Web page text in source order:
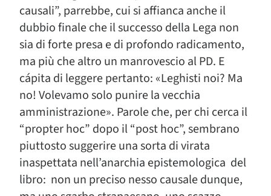
causali”, parrebbe, cui si affianca anche il
dubbio finale che il successo della Lega non
sia di forte presa e di profondo radicamento,
ma più che altro un manrovescio al PD. E
cápita di leggere pertanto: «Leghisti noi? Ma
no! Volevamo solo punire la vecchia
amministrazione». Parole che, per chi cerca il
“propter hoc” dopo il “post hoc”, sembrano
piuttosto suggerire una sorta di virata
inaspettata nell’anarchia epistemologica del
libro: non un preciso nesso causale dunque,